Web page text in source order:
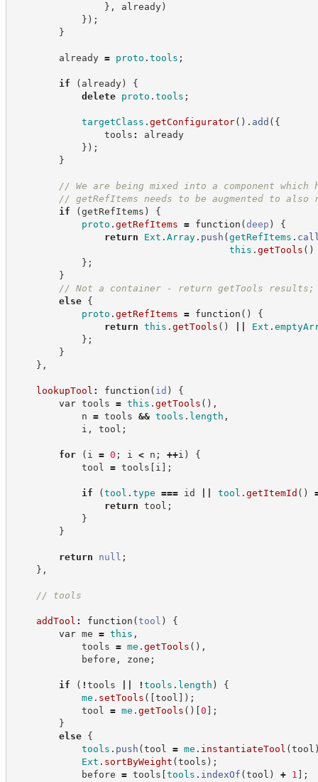
} , already)
} ) ;
}
already = proto . tools ;
if ( already)
{
delete
proto . tools ;
targetClass . getConfigurator( ) . add ( {
tools :
already
} ) ;
}
// We are being mixed into a component
// getRefItems needs to be augmented to also
if
(getRefItems )
{
proto . getRefItems = function (deep )
{
return
Ext . Array. push (getRefItems .
this . getTools ( )
} ;
}
// Not a container - return getTools results;
else
{
proto . getRefItems = function ( )
{
return this . getTools ( ) Ext .
} ;
}
} ,
lookupTool : function ( id )
{
var tools = this . getTools ( ) ,
n = tools && tools . length ,
i , tool ;
for ( i = 0 ; i < n ; ++i )
{
tool = tools [ i ] ;
if (tool . type === id tool . getItemId ( )
return tool ;
}
}
return null ;
} ,
// tools
addTool : function (tool )
{
var me = this ,
tools = me . getTools ( ) ,
before , zone ;
if ( ! tools ! tools . length )
{
me . setTools ( [tool ] ) ;
tool = me . getTools ( ) [0 ] ;
}
else
{
tools . push (tool = me . instantiateTool (tool
Ext . sortByWeight (tools ) ;
before = tools [tools . indexOf (tool ) + 1 ] ;